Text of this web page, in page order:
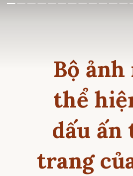
Bộ ảnh
thể
dấu ấn
trang